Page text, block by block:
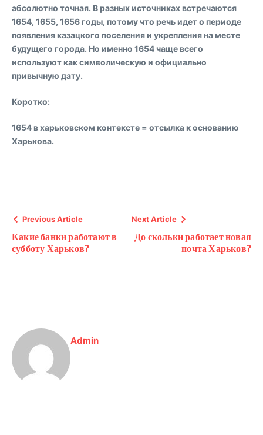
абсолютно точная. В разных источниках встречаются
1654, 1655, 1656 годы, потому что речь идет о периоде
появления казацкого поселения и укрепления на месте
будущего города. Но именно 1654 чаще всего
используют как символическую и официально
привычную дату.
Коротко:
1654 в харьковском контексте = отсылка к основанию
Харькова.
Previous Article
Какие банки работают в
субботу Харьков?
Next Article
До скольки работает новая
почта Харьков?
Admin